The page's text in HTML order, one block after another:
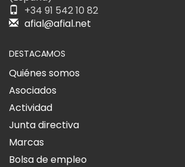
+34 91 542 10 82
afial@afial.net
DESTACAMOS
Quiénes somos
Asociados
Actividad
Junta directiva
Marcas
Bolsa de empleo